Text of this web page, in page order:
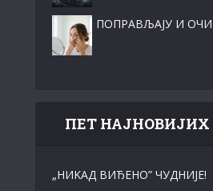
ПОПРАВЉАЈУ И ОЧИ
ПЕТ НАЈНОВИЈИХ
„НИKАД ВИЂЕНО” ЧУДНИЈЕ!